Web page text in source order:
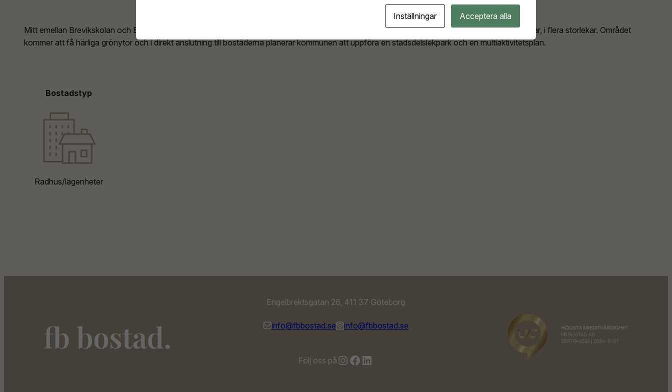
Mitt emellan Brevikskolan och Breviksparken planerar vi ett idylliskt område med en blandning av radhus och flerbostadshus i trä om två våningar, i flera storlekar. Området
kommer att få härliga grönytor och i direkt anslutning till bostäderna planerar kommunen att uppföra en stadsdelslekpark och en multiaktivitetsplan.
Bostadstyp
Radhus/lägenheter
Engelbrektsgatan 26, 411 37 Göteborg
info@fbbostad.se info@fbbostad.se
Följ oss på InstagramFacebook LinkedIn
Inställningar Acceptera alla